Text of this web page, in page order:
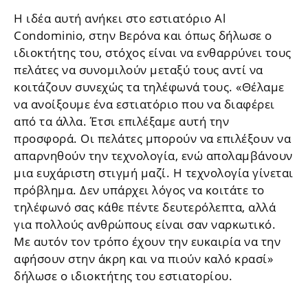
Η ιδέα αυτή ανήκει στο εστιατόριο Al
Condominio, στην Βερόνα και όπως δήλωσε ο
ιδιοκτήτης του, στόχος είναι να ενθαρρύνει τους
πελάτες να συνομιλούν μεταξύ τους αντί να
κοιτάζουν συνεχώς τα τηλέφωνά τους. «Θέλαμε
να ανοίξουμε ένα εστιατόριο που να διαφέρει
από τα άλλα. Έτσι επιλέξαμε αυτή την
προσφορά. Οι πελάτες μπορούν να επιλέξουν να
απαρνηθούν την τεχνολογία, ενώ απολαμβάνουν
μια ευχάριστη στιγμή μαζί. Η τεχνολογία γίνεται
πρόβλημα. Δεν υπάρχει λόγος να κοιτάτε το
τηλέφωνό σας κάθε πέντε δευτερόλεπτα, αλλά
για πολλούς ανθρώπους είναι σαν ναρκωτικό.
Με αυτόν τον τρόπο έχουν την ευκαιρία να την
αφήσουν στην άκρη και να πιούν καλό κρασί»
δήλωσε ο ιδιοκτήτης του εστιατορίου.